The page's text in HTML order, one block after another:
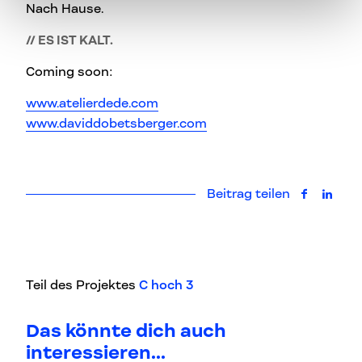
Teil des Projektes C hoch 3
Nach Hause.
// ES IST KALT.
Coming soon:
www.atelierdede.com
www.daviddobetsberger.com
Beitrag teilen auf auf
Das könnte dich auch
interessieren...